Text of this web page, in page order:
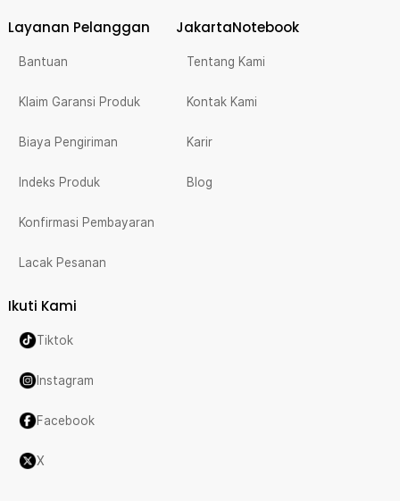
Layanan Pelanggan
Bantuan
Klaim Garansi Produk
Biaya Pengiriman
Indeks Produk
Konfirmasi Pembayaran
Lacak Pesanan
JakartaNotebook
Tentang Kami
Kontak Kami
Karir
Blog
Ikuti Kami
Tiktok
Instagram
Facebook
X